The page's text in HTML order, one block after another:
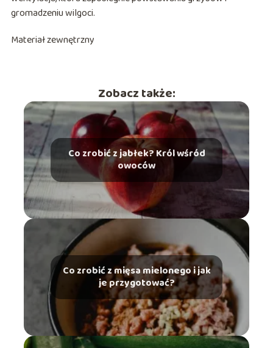
gromadzeniu wilgoci.
Materiał zewnętrzny
Zobacz także:
Co zrobić z jabłek? Król wśród
owoców
Co zrobić z mięsa mielonego i jak
je przygotować?